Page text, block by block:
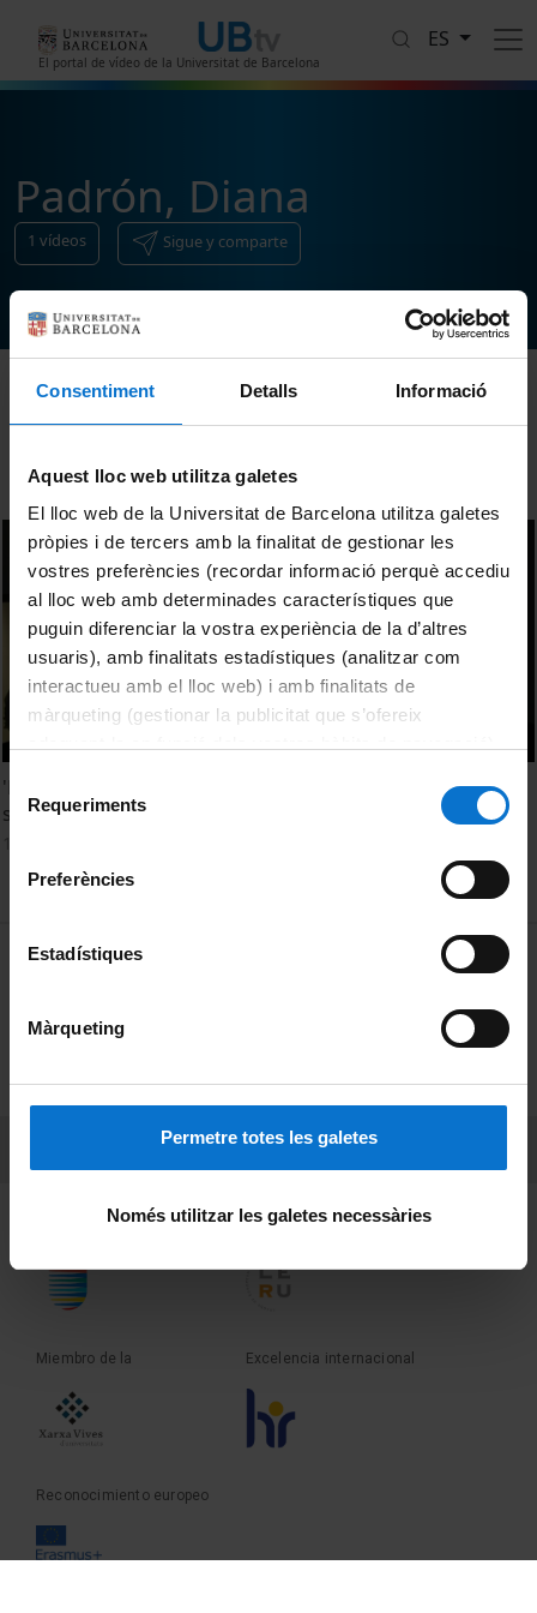
Consentiment Detalls Informació
Aquest lloc web utilitza galetes
El lloc web de la Universitat de Barcelona utilitza galetes
pròpies i de tercers amb la finalitat de gestionar les
vostres preferències (recordar informació perquè accediu
al lloc web amb determinades característiques que
puguin diferenciar la vostra experiència de la d’altres
usuaris), amb finalitats estadístiques (analitzar com
interactueu amb el lloc web) i amb finalitats de
màrqueting (gestionar la publicitat que s’ofereix
consultar laPolítica de galetes del lloc web de la
de Requeriments
Preferències
Estadístiques
Màrqueting
Permetre totes les galetes
Només utilitzar les galetes necessàries
El portal de vídeo de la Universitat de Barcelona
ES
Padrón, Diana
1 vídeos Sigue y comparte
Ordenar
'Espais d’experiència. Pràctiques curatorials en contextos
socials específics'. Sra. Diana Padrón
MENÚ PEU 1
Privacidad y términos
Sobre UBtv
Fundadora de la Miembro de la
Miembro de la Excelencia internacional
Reconocimiento europeo